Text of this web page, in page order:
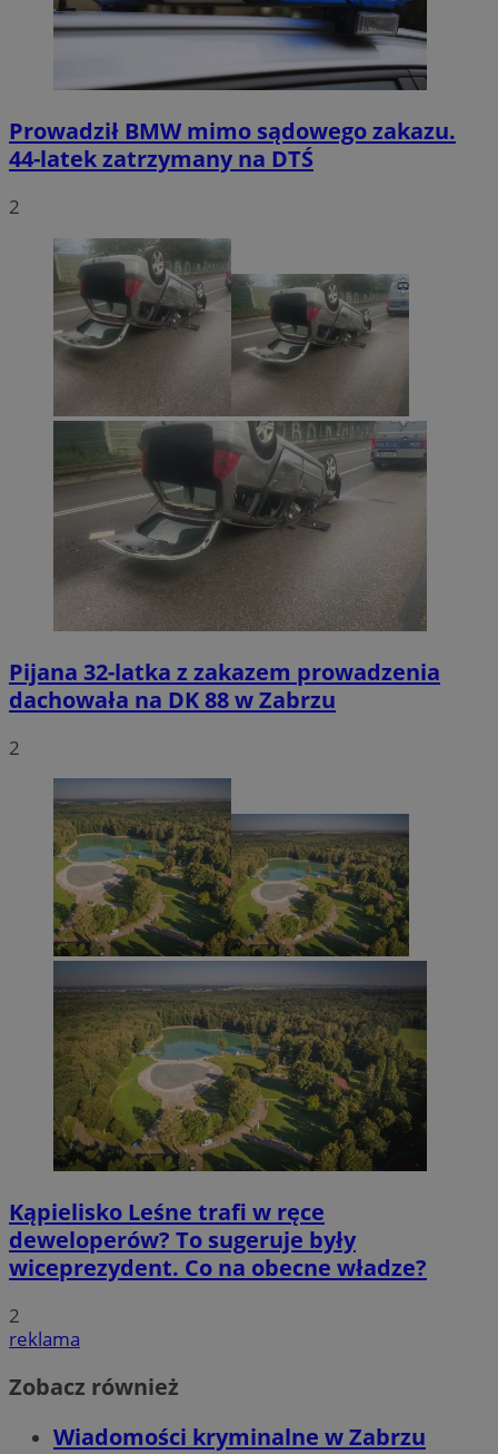
Prowadził BMW mimo sądowego zakazu.
44-latek zatrzymany na DTŚ
2
Pijana 32-latka z zakazem prowadzenia
dachowała na DK 88 w Zabrzu
2
Kąpielisko Leśne trafi w ręce
deweloperów? To sugeruje były
wiceprezydent. Co na obecne władze?
2
reklama
Zobacz również
Wiadomości kryminalne w Zabrzu